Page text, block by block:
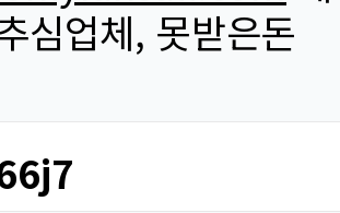
심업체, 못받은돈